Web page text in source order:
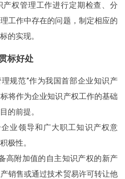
产权管理工作进行定期检查、分
工作中存在的问题，制定相应的
的实现。
标好处
规范”作为我国首部企业知识产
将作为企业知识产权工作的基础
的前提。
业领导和广大职工知识产权意
极性。
高附加值的自主知识产权的新产
销售或通过技术贸易许可转让他